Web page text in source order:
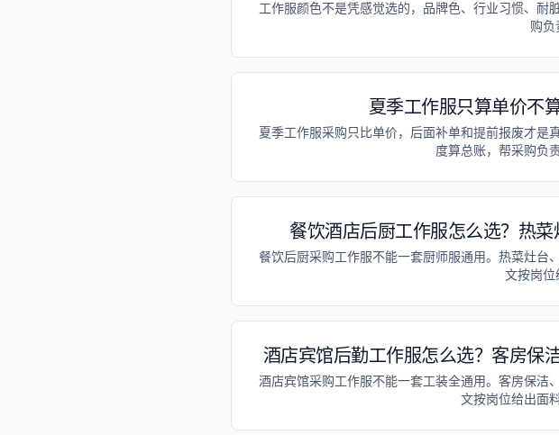
工作服颜色不是凭感觉选的，品牌色、行业习惯、耐
购负
夏季工作服只算单价不
夏季工作服采购只比单价，后面补单和提前报废才是
度算总账，帮采购负
餐饮酒店后厨工作服怎么选？热
餐饮后厨采购工作服不能一套厨师服通用。热菜灶台
文按岗位
酒店宾馆后勤工作服怎么选？客房保
酒店宾馆采购工作服不能一套工装全通用。客房保洁
文按岗位给出面